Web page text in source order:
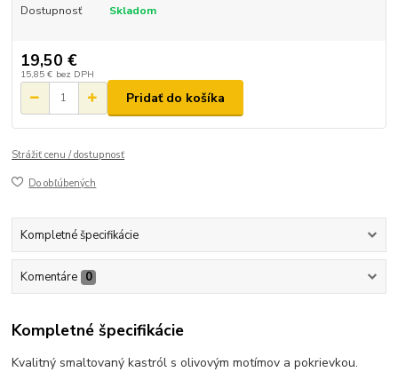
Dostupnosť Skladom
19,50 €
15,85 € bez DPH
Pridať do košíka
Strážiť cenu / dostupnosť
Do obľúbených
Kompletné špecifikácie
Komentáre 0
Kompletné špecifikácie
Kvalitný smaltovaný kastról s olivovým motímov a pokrievkou.